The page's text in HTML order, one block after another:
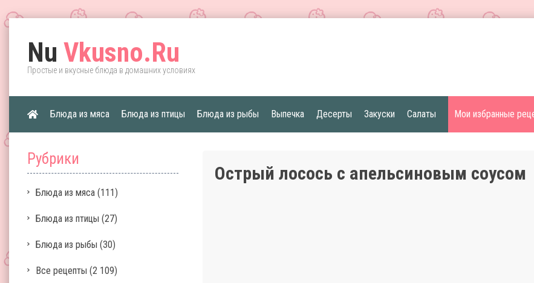
Nu Vkusno.Ru
Простые и вкусные блюда в домашних условиях
Блюда из мяса Блюда из птицы Блюда из рыбы Выпечка Десерты Закуски Салаты Мои избранные
Рубрики
Блюда из мяса (111)
Блюда из птицы (27)
Блюда из рыбы (30)
Все рецепты (2 109)
Острый лосось с апельсиновым соусом